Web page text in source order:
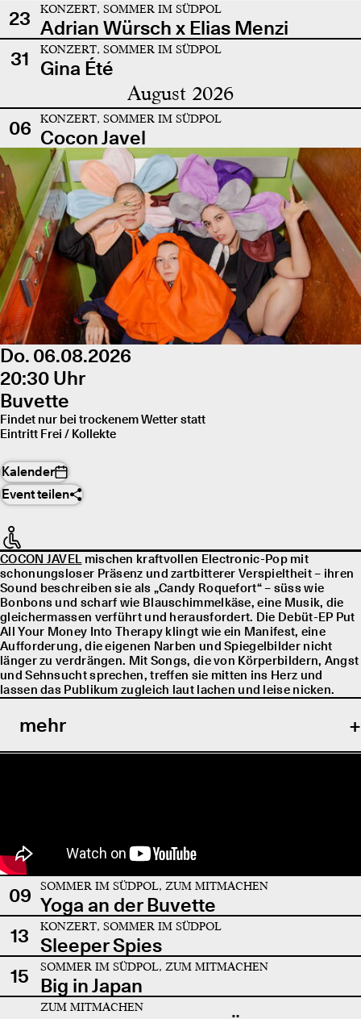
23
KONZERT, SOMMER IM SÜDPOL
Adrian Würsch x Elias Menzi
31
KONZERT, SOMMER IM SÜDPOL
Gina Été
August 2026
06 KONZERT, SOMMER IM SÜDPOL
Cocon Javel
Do. 06.08.2026
20:30 Uhr
Buvette
Findet nur bei trockenem Wetter statt
Eintritt Frei / Kollekte
Kalender
Event teilen
COCON JAVELmischen kraftvollen Electronic-Pop mit
schonungsloser Präsenz und zartbitterer Verspieltheit – ihren
Sound beschreiben sie als „Candy Roquefort“ – süss wie
Bonbons und scharf wie Blauschimmelkäse, eine Musik, die
gleichermassen verführt und herausfordert. Die Debüt-EP Put
All Your Money Into Therapy klingt wie ein Manifest, eine
Aufforderung, die eigenen Narben und Spiegelbilder nicht
länger zu verdrängen. Mit Songs, die von Körperbildern, Angst
und Sehnsucht sprechen, treffen sie mitten ins Herz und
lassen das Publikum zugleich laut lachen und leise nicken.
mehr
09 SOMMER IM SÜDPOL, ZUM MITMACHEN
Yoga an der Buvette
13
KONZERT, SOMMER IM SÜDPOL
Sleeper Spies
15
SOMMER IM SÜDPOL, ZUM MITMACHEN
Big in Japan
ZUM MITMACHEN